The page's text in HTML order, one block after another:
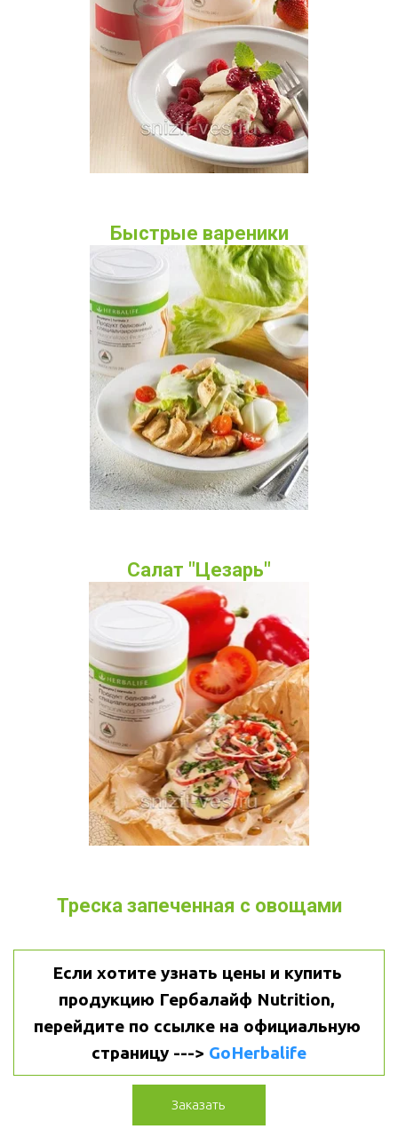
Быстрые вареники
Салат "Цезарь"
Треска запеченная с овощами
Если хотите узнать цены и купить
продукцию Гербалайф Nutrition,
перейдите по ссылке на официальную
страницу ---> GoHerbalife
Заказать